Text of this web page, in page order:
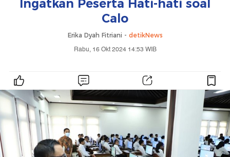
Ingatkan Peserta Hati-hati soal
Calo
Erika Dyah Fitriani - detikNews
Rabu, 16 Okt 2024 14:53 WIB